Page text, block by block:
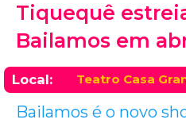
Tiquequê
Bailamos em
Local: Teatro Casa
Bailamos é o novo